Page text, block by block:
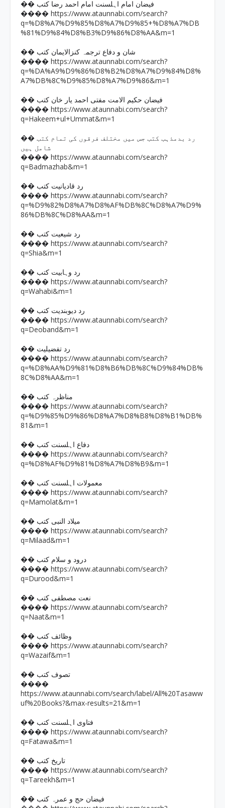
�� فیضان امام اہلسنت امام احمد رضا کتب
���� https://www.ataunnabi.com/search?
q=%D8%A7%D9%85%D8%A7%D9%85+%D8%A7%DB
%81%D9%84%D8%B3%D9%86%D8%AA&m=1
�� شان و دفاع ترجمہ کنزالایمان کتب
���� https://www.ataunnabi.com/search?
q=%DA%A9%D9%86%D8%B2%D8%A7%D9%84%D8%
A7%DB%8C%D9%85%D8%A7%D9%86&m=1
�� فیضان حکیم الامت مفتی احمد یار خان کتب
���� https://www.ataunnabi.com/search?
q=Hakeem+ul+Ummat&m=1
�� رد بدمذہب کتب جس میں مختلف فرقوں کی تمام کتب
شامل ہیں
���� https://www.ataunnabi.com/search?
q=Badmazhab&m=1
�� رد قادیانیت کتب
���� https://www.ataunnabi.com/search?
q=%D9%82%D8%A7%D8%AF%DB%8C%D8%A7%D9%
86%DB%8C%D8%AA&m=1
�� رد شیعیت کتب
���� https://www.ataunnabi.com/search?
q=Shia&m=1
�� رد وہابیت کتب
���� https://www.ataunnabi.com/search?
q=Wahabi&m=1
�� رد دیوبندیت کتب
���� https://www.ataunnabi.com/search?
q=Deoband&m=1
�� رد تفضیلیت
���� https://www.ataunnabi.com/search?
q=%D8%AA%D9%81%D8%B6%DB%8C%D9%84%DB%
8C%D8%AA&m=1
�� مناظرہ کتب
���� https://www.ataunnabi.com/search?
q=%D9%85%D9%86%D8%A7%D8%B8%D8%B1%DB%
81&m=1
�� دفاع اہلسنت کتب
���� https://www.ataunnabi.com/search?
q=%D8%AF%D9%81%D8%A7%D8%B9&m=1
�� معمولات اہلسنت کتب
���� https://www.ataunnabi.com/search?
q=Mamolat&m=1
�� میلاد النبی کتب
���� https://www.ataunnabi.com/search?
q=Milaad&m=1
�� درود و سلام کتب
���� https://www.ataunnabi.com/search?
q=Durood&m=1
�� نعت مصطفی کتب
���� https://www.ataunnabi.com/search?
q=Naat&m=1
�� وظائف کتب
���� https://www.ataunnabi.com/search?
q=Wazaif&m=1
�� تصوف کتب
����
https://www.ataunnabi.com/search/label/All%20Tasaww
uf%20Books?&max-results=21&m=1
�� فتاوی اہلسنت کتب
���� https://www.ataunnabi.com/search?
q=Fatawa&m=1
�� تاریخ کتب
���� https://www.ataunnabi.com/search?
q=Tareekh&m=1
�� فیضان حج و عمرہ کتب